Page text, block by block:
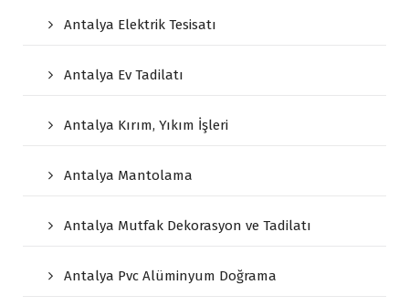
Antalya Elektrik Tesisatı
Antalya Ev Tadilatı
Antalya Kırım, Yıkım İşleri
Antalya Mantolama
Antalya Mutfak Dekorasyon ve Tadilatı
Antalya Pvc Alüminyum Doğrama